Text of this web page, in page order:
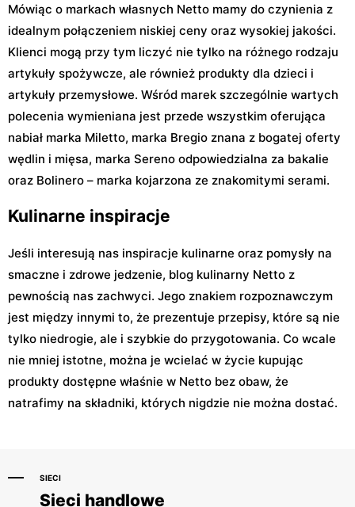
Mówiąc o markach własnych Netto mamy do czynienia z
idealnym połączeniem niskiej ceny oraz wysokiej jakości.
Klienci mogą przy tym liczyć nie tylko na różnego rodzaju
artykuły spożywcze, ale również produkty dla dzieci i
artykuły przemysłowe. Wśród marek szczególnie wartych
polecenia wymieniana jest przede wszystkim oferująca
nabiał marka Miletto, marka Bregio znana z bogatej oferty
wędlin i mięsa, marka Sereno odpowiedzialna za bakalie
oraz Bolinero – marka kojarzona ze znakomitymi serami.
Kulinarne inspiracje
Jeśli interesują nas inspiracje kulinarne oraz pomysły na
smaczne i zdrowe jedzenie, blog kulinarny Netto z
pewnością nas zachwyci. Jego znakiem rozpoznawczym
jest między innymi to, że prezentuje przepisy, które są nie
tylko niedrogie, ale i szybkie do przygotowania. Co wcale
nie mniej istotne, można je wcielać w życie kupując
produkty dostępne właśnie w Netto bez obaw, że
natrafimy na składniki, których nigdzie nie można dostać.
SIECI
Sieci handlowe